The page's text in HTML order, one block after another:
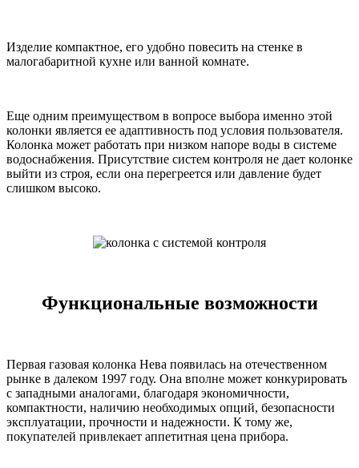
Изделие компактное, его удобно повесить на стенке в
малогабаритной кухне или ванной комнате.
Еще одним преимуществом в вопросе выбора именно этой
колонки является ее адаптивность под условия пользователя.
Колонка может работать при низком напоре воды в системе
водоснабжения. Присутствие систем контроля не дает колонке
выйти из строя, если она перегреется или давление будет
слишком высоко.
Функциональные возможности
Первая газовая колонка Нева появилась на отечественном
рынке в далеком 1997 году. Она вполне может конкурировать
с западными аналогами, благодаря экономичности,
компактности, наличию необходимых опций, безопасности
эксплуатации, прочности и надежности. К тому же,
покупателей привлекает аппетитная цена прибора.